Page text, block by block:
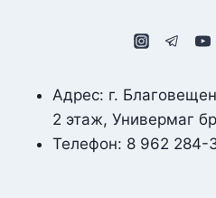
Адрес: г.
2 этаж, Универмаг
Телефон: 8 962 284-